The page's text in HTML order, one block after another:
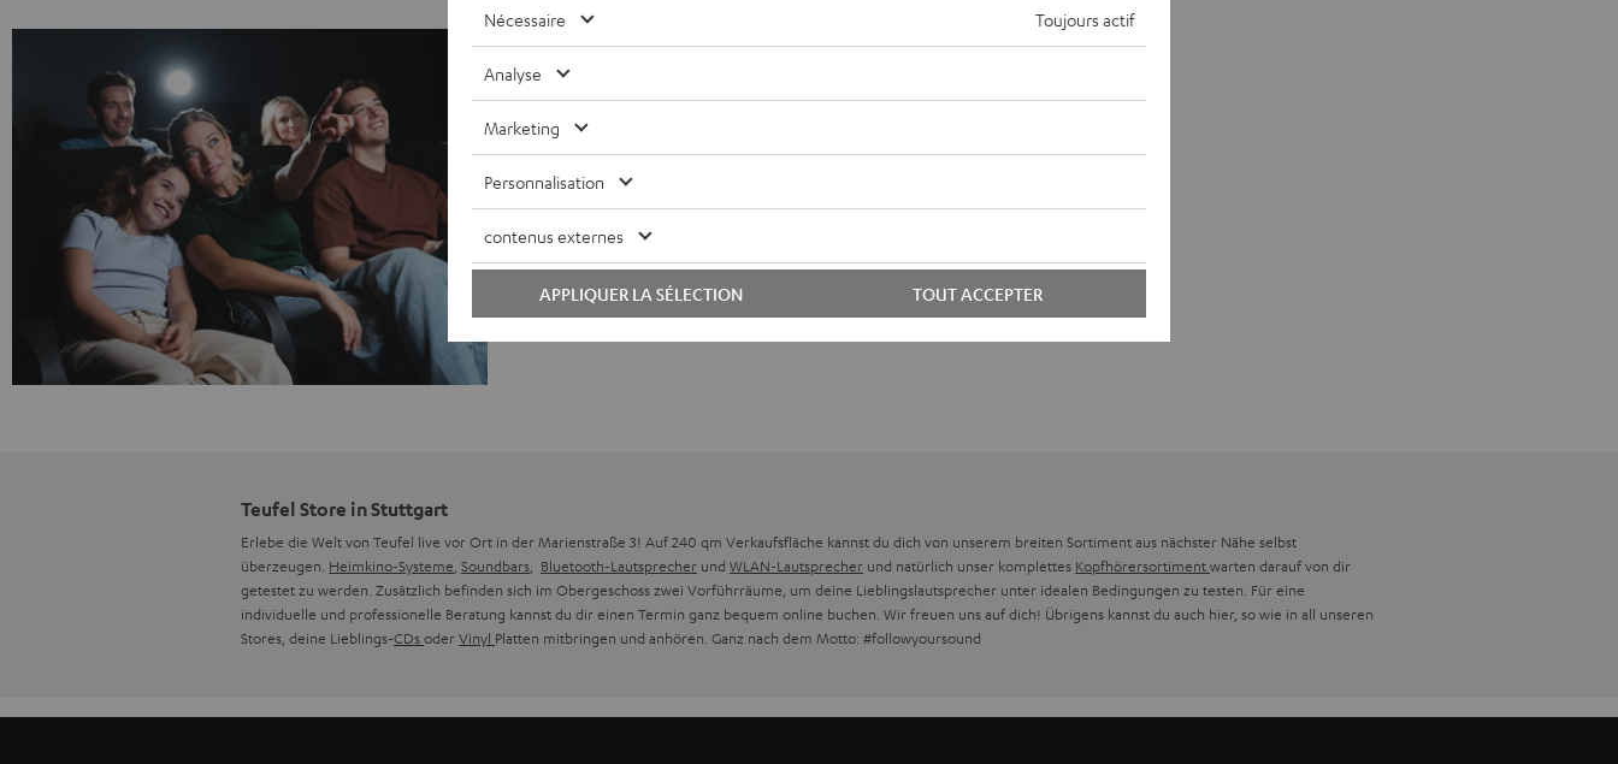
Open shopping Sundays, special promotions or offers – Teufel
keeps you in the loop.
To Facebook Fan Page
Teufel Store in Stuttgart
Erlebe die Welt von Teufel live vor Ort in der Marienstraße 3! Auf 240 qm Verkaufsfläche kannst du dich von unserem breiten Sortiment aus nächster Nähe selbst
überzeugen. Heimkino-Systeme, Soundbars, Bluetooth-Lautsprecher und WLAN-Lautsprecher und natürlich unser komplettes Kopfhörersortimentwarten darauf von dir
getestet zu werden. Zusätzlich befinden sich im Obergeschoss zwei Vorführräume, um deine Lieblingslautsprecher unter idealen Bedingungen zu testen. Für eine
individuelle und professionelle Beratung kannst du dir einen Termin ganz bequem online buchen. Wir freuen uns auf dich! Übrigens kannst du auch hier, so wie in all unseren
Stores, deine Lieblings-CDsoderVinyl Platten mitbringen und anhören. Ganz nach dem Motto: #followyoursound
Nécessaire Toujours actif
Analyse
Marketing
Personnalisation
contenus externes
TOUT ACCEPTER
APPLIQUER LA SÉLECTION